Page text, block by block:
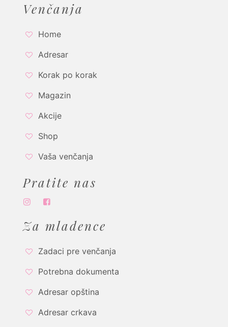
Venčanja
Home
Adresar
Korak po korak
Magazin
Akcije
Shop
Vaša venčanja
Pratite nas
Za mladence
Zadaci pre venčanja
Potrebna dokumenta
Adresar opština
Adresar crkava